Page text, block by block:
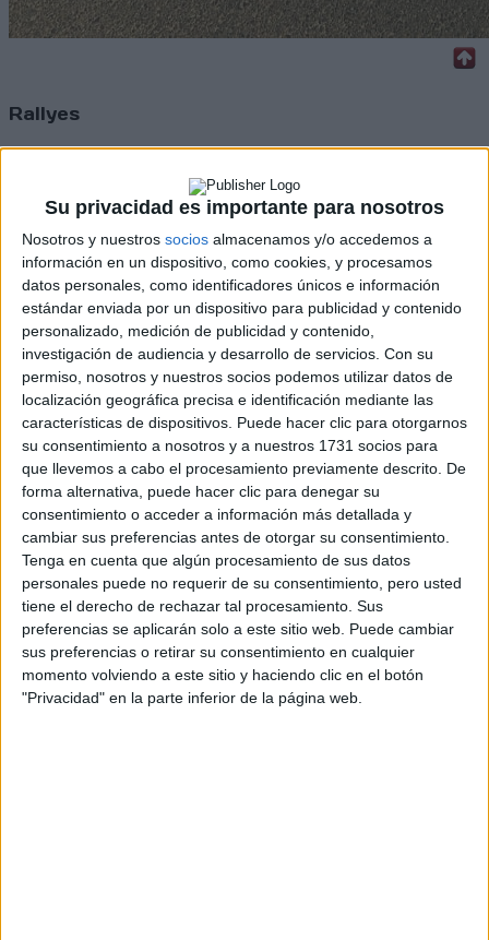
Su privacidad es importante para nosotros
Nosotros y nuestros socios almacenamos y/o accedemos a
información en un dispositivo, como cookies, y procesamos
datos personales, como identificadores únicos e información
estándar enviada por un dispositivo para publicidad y contenido
personalizado, medición de publicidad y contenido,
investigación de audiencia y desarrollo de servicios. Con su
permiso, nosotros y nuestros socios podemos utilizar datos de
localización geográfica precisa e identificación mediante las
características de dispositivos. Puede hacer clic para otorgarnos
su consentimiento a nosotros y a nuestros 1731 socios para
que llevemos a cabo el procesamiento previamente descrito. De
forma alternativa, puede hacer clic para denegar su
consentimiento o acceder a información más detallada y
cambiar sus preferencias antes de otorgar su consentimiento.
Tenga en cuenta que algún procesamiento de sus datos
personales puede no requerir de su consentimiento, pero usted
tiene el derecho de rechazar tal procesamiento. Sus
preferencias se aplicarán solo a este sitio web. Puede cambiar
sus preferencias o retirar su consentimiento en cualquier
momento volviendo a este sitio y haciendo clic en el botón
"Privacidad" en la parte inferior de la página web.
Rallyes
WRC
ERC
CERA
CERT
Internacionales
Campeonatos Autonómicos
Históricos
Dakar
RallyCross
Circuitos
Fórmula E
F2 / F3 / F4
Resistencia
Indycar
Otros
Producto
Producto
Web pensada para poder ofrecer diferentes
productos propios y ajenos para que los